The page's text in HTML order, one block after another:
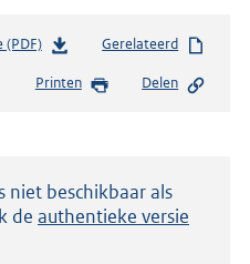
(PDF)b
s
d
g
Gerelateerd
Printen Delen
niet beschikbaar als
de authentieke versie